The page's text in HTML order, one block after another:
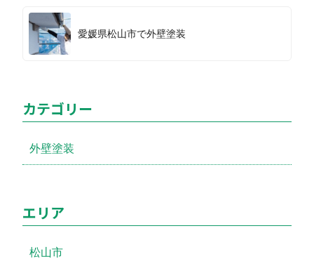
愛媛県松山市で外壁塗装
カテゴリー
外壁塗装
エリア
松山市